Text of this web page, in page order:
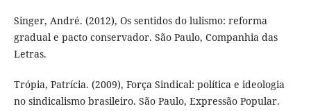
Singer, André. (2012), Os sentidos do lulismo: reforma
gradual e pacto conservador. São Paulo, Companhia das
Letras.
Trópia, Patrícia. (2009), Força Sindical: política e ideologia
no sindicalismo brasileiro. São Paulo, Expressão Popular.